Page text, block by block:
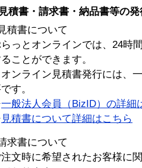
見積書・請求書・納品書等の
積書について
っとオンラインでは、24時
ことができます。
ンライン見積書発行には、
す。
一般法人会員（BizID）の詳細
見積書について詳細はこちら
求書について
注文時に希望されたお客様に